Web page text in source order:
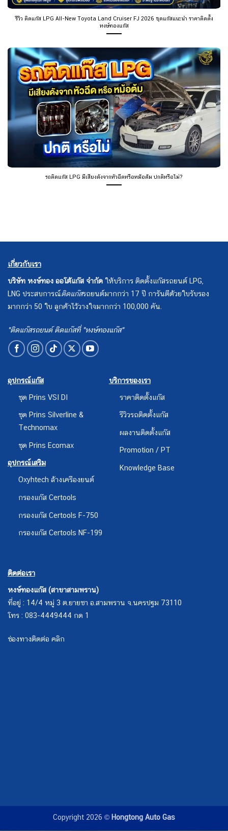
รีวิว ติดแก๊ส LPG All-New Toyota Land Cruiser FJ 2026 ชุดแก๊สแนะนำ ราคาติดตั้ง
หงษ์ทองแก๊ส
รถติดแก๊ส LPG มีเสียงดังจากหัวฉีดหรือหม้อต้ม ปกติหรือไม่?
เกี่ยวกับเรา
บริษัท หงษ์ทอง ออโต้แก๊ส จำกัด ให้บริการ ติดตั้งแก๊สรถยนต์ LPG,
LNG ประสบการณ์ติดแก๊สรถยนต์มากกว่า 17 ปี การันตีด้วยใบรับรอง
มากกว่า 50 ใบ ลูกค้าไว้วางใจมากกว่า 100,000 คัน.
"ติดแก๊สรถยนต์ ติดแก๊สที่ "หงษ์ทองแก๊ส"
อุปกรณ์แก๊ส
ชุด Prins VSI DI
ชุด Prins Silverline &
Technomax
ชุด Prins Ecomax
อุปกรณ์เสริม
Oxyhtech ล้างเครืองยนต์
กรองแก๊ส Certools
กรองแก๊ส Certools F-750
กรองแก๊ส Certools NF-199
บริการของเรา
ราคาติดตั้งแก๊ส
รีวิวรถติดตั้งแก๊ส
ผลงานติดตั้งแก๊ส
Promotion / PT
Knowledge Base
ติดต่อเรา
หงษ์ทองแก๊ส (สาขาสามพราน)
ที่อยู่ : 14/4 หมู่ 3 ต.ยายชา อ.สามพราน จ.นครปฐม 73110
โทร : 083-4449444 กด 1
ช่องทางติดต่อ คลิก
Copyright 2026 © Hongtong Auto Gas